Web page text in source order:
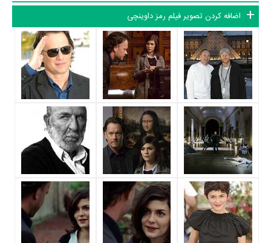
Leigh Teabing، پل بتانیدر نقش Silas، آلفرد مولینا
در نقش Bishop
Manuel Aringarosa و
یورگن پروشنو
در نقش Andre Vernet به ایفای
نقش و بازیگری پرداخته‌اند. در فیلم رمز داوینچی حدود 92 بازیگر جلوی دوربین
رفته‌اند که از نظر تعداد بازیگران می‌توان رمز داوینچی را یک اثر بزرگ، پربازیگر
و با تعداد شخصیت‌های داستانی بسیار عنوان کرد. از این‌لحاظ کارگردانی فیلم
رمز داوینچی باتوجه به بازی گرفتن از این تعداد بازیگر و مدیریت آنها کار بسیار
دشواری بوده است؛ باید بررسی کرد آیاران هاوارد
به‌عنوان کارگردان و به‌عنوان
بازیگردان و همچنین تیم بازیگری رمز داوینچی توانسته‌اند در این زمینه موفق
باشند و بازی‌های درخشانی را نمایش دهند؟
از دیگر بازیگران فیلم رمز داوینچی می‌توان بهJean-Yves Bertelootدر
نقش Remy Jean،Etienne Chicot در نقش Lt. Collet،
Jean-Pierre
Marielleدر نقش Jacques Saunière،Rita Davies
در نقش Elegant
Woman at Rosslyn،Marie-Françoise Audollent
در نقش Sister
اضافه کردن تصویر فیلم رمز داوینچی